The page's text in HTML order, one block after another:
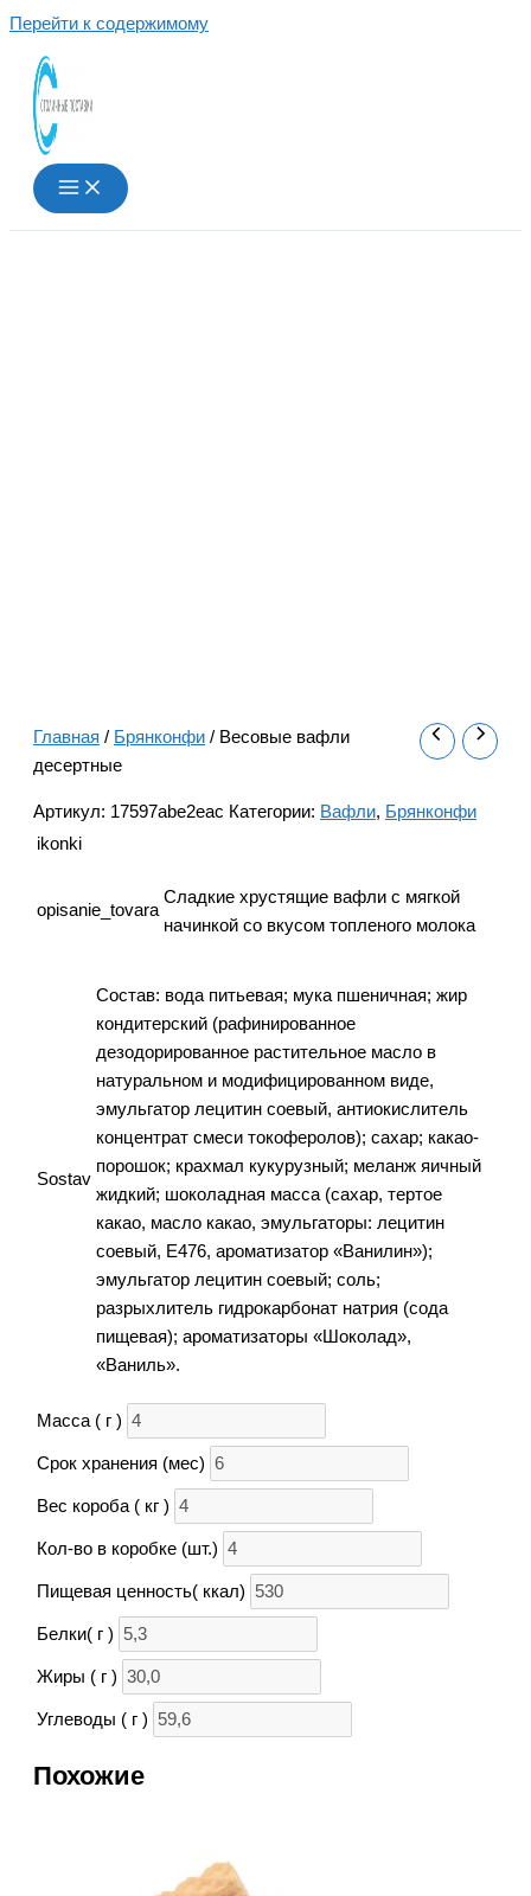
Перейти к содержимому
Главная / Брянконфи / Весовые вафли
десертные
Артикул: 17597abe2eac Категории: Вафли, Брянконфи
ikonki
opisanie_tovara
Сладкие хрустящие вафли с мягкой
начинкой со вкусом топленого молока
Sostav
Состав: вода питьевая; мука пшеничная; жир
кондитерский (рафинированное
дезодорированное растительное масло в
натуральном и модифицированном виде,
эмульгатор лецитин соевый, антиокислитель
концентрат смеси токоферолов); сахар; какао-
порошок; крахмал кукурузный; меланж яичный
жидкий; шоколадная масса (сахар, тертое
какао, масло какао, эмульгаторы: лецитин
соевый, Е476, ароматизатор «Ванилин»);
эмульгатор лецитин соевый; соль;
разрыхлитель гидрокарбонат натрия (сода
пищевая); ароматизаторы «Шоколад»,
«Ваниль».
Масса ( г )
Срок хранения (мес)
Вес короба ( кг )
Кол-во в коробке (шт.)
Пищевая ценность( ккал)
Белки( г )
Жиры ( г )
Углеводы ( г )
Похожие